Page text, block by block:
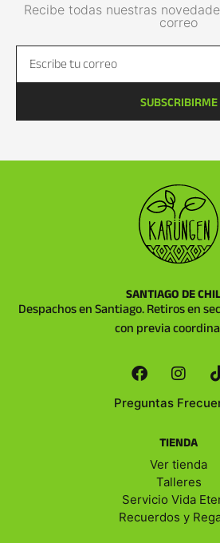
Recibe todas nuestras
correo
SUBSCRIBIRME
SANTIAGO DE
Despachos en Santiago. Retiros en
con previa
Preguntas
TIENDA
Ver tienda
Talleres
Servicio Vida
Recuerdos y